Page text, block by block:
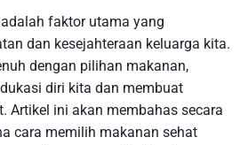
faktor utama yang
dan kesejahteraan keluarga kita.
dengan pilihan makanan,
diri kita dan membuat
Artikel ini akan membahas secara
cara memilih makanan sehat